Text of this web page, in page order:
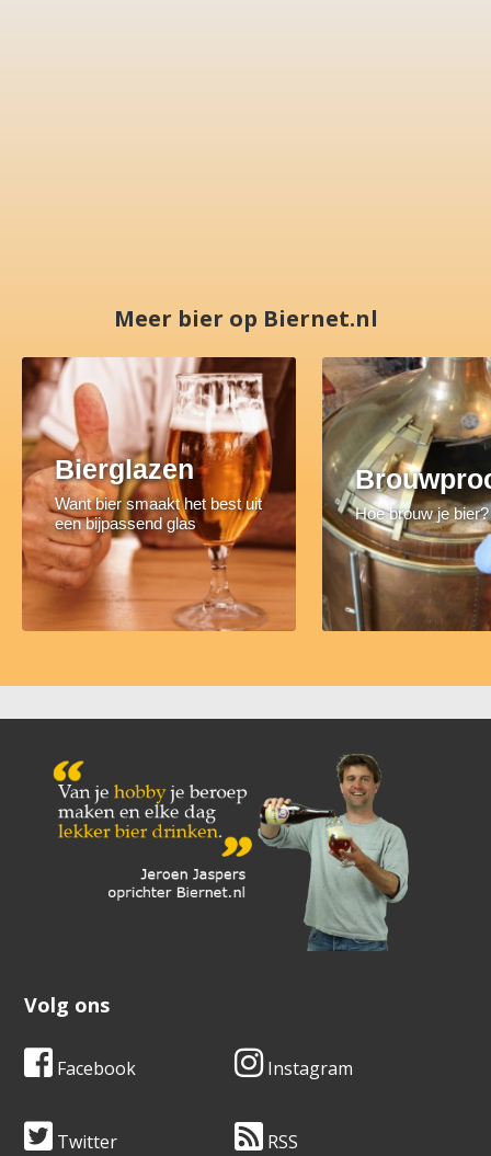
Meer bier op Biernet.nl
Bierglazen
Want bier smaakt het best uit
een bijpassend glas
Hoe brouw je bier?
Volg ons
Facebook Instagram
Twitter RSS